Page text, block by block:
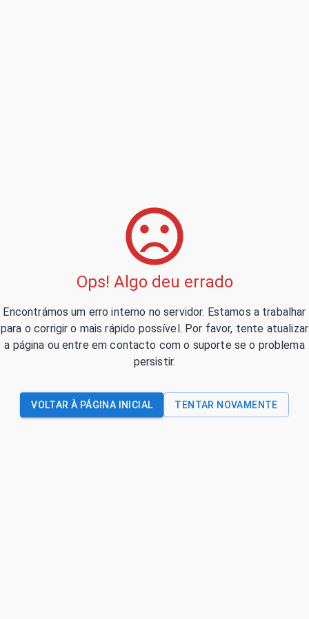
Ops! Algo deu errado
Encontrámos um erro interno no servidor. Estamos a trabalhar
para o corrigir o mais rápido possível. Por favor, tente atualizar
a página ou entre em contacto com o suporte se o problema
persistir.
VOLTAR À PÁGINA INICIAL TENTAR NOVAMENTE